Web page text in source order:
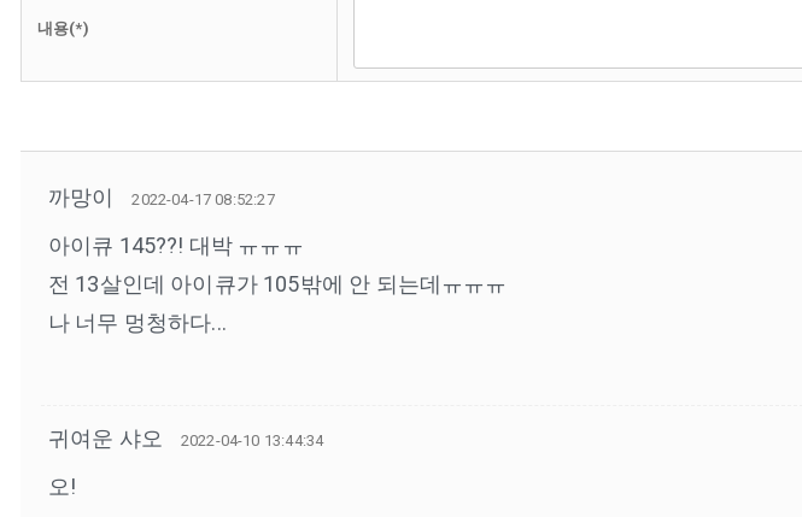
내용(*)
까망이 2022-04-17 08:52:27
아이큐 145??! 대박 ㅠㅠㅠ
전 13살인데 아이큐가 105밖에 안 되는데ㅠㅠㅠ
나 너무 멍청하다...
귀여운 샤오 2022-04-10 13:44:34
오!